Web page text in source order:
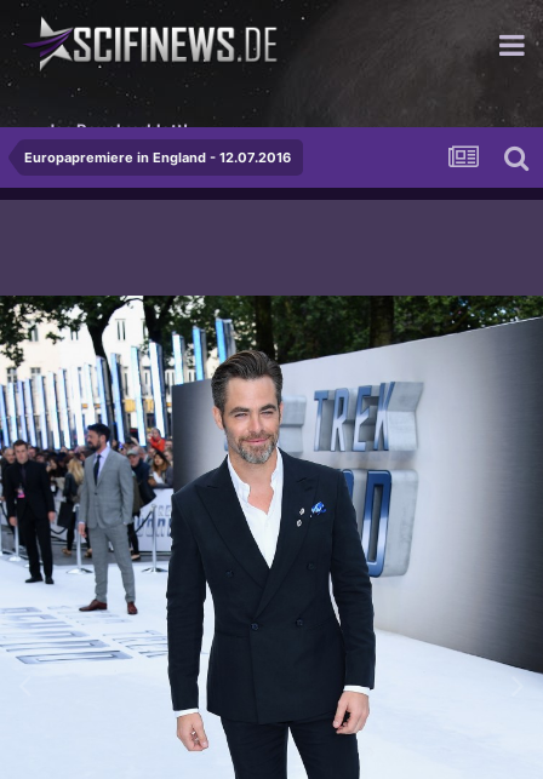
...das Revolverblatt!
Europapremiere in England - 12.07.2016